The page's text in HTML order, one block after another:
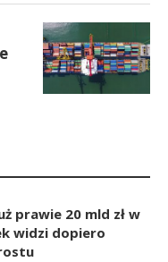
prawie 20 mld zł w
widzi dopiero